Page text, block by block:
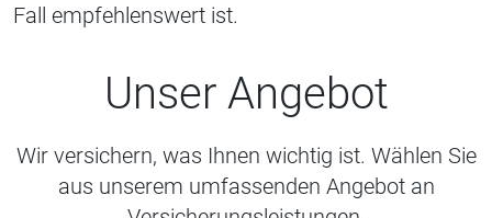
Fall empfehlenswert ist.
Unser Angebot
Wir versichern, was Ihnen wichtig ist. Wählen Sie
aus unserem umfassenden Angebot an